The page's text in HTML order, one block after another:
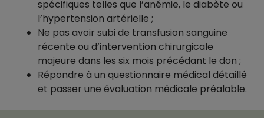
spécifiques telles que l’anémie, le diabète ou
l’hypertension artérielle ;
Ne pas avoir subi de transfusion sanguine
récente ou d’intervention chirurgicale
majeure dans les six mois précédant le don ;
Répondre à un questionnaire médical détaillé
et passer une évaluation médicale préalable.